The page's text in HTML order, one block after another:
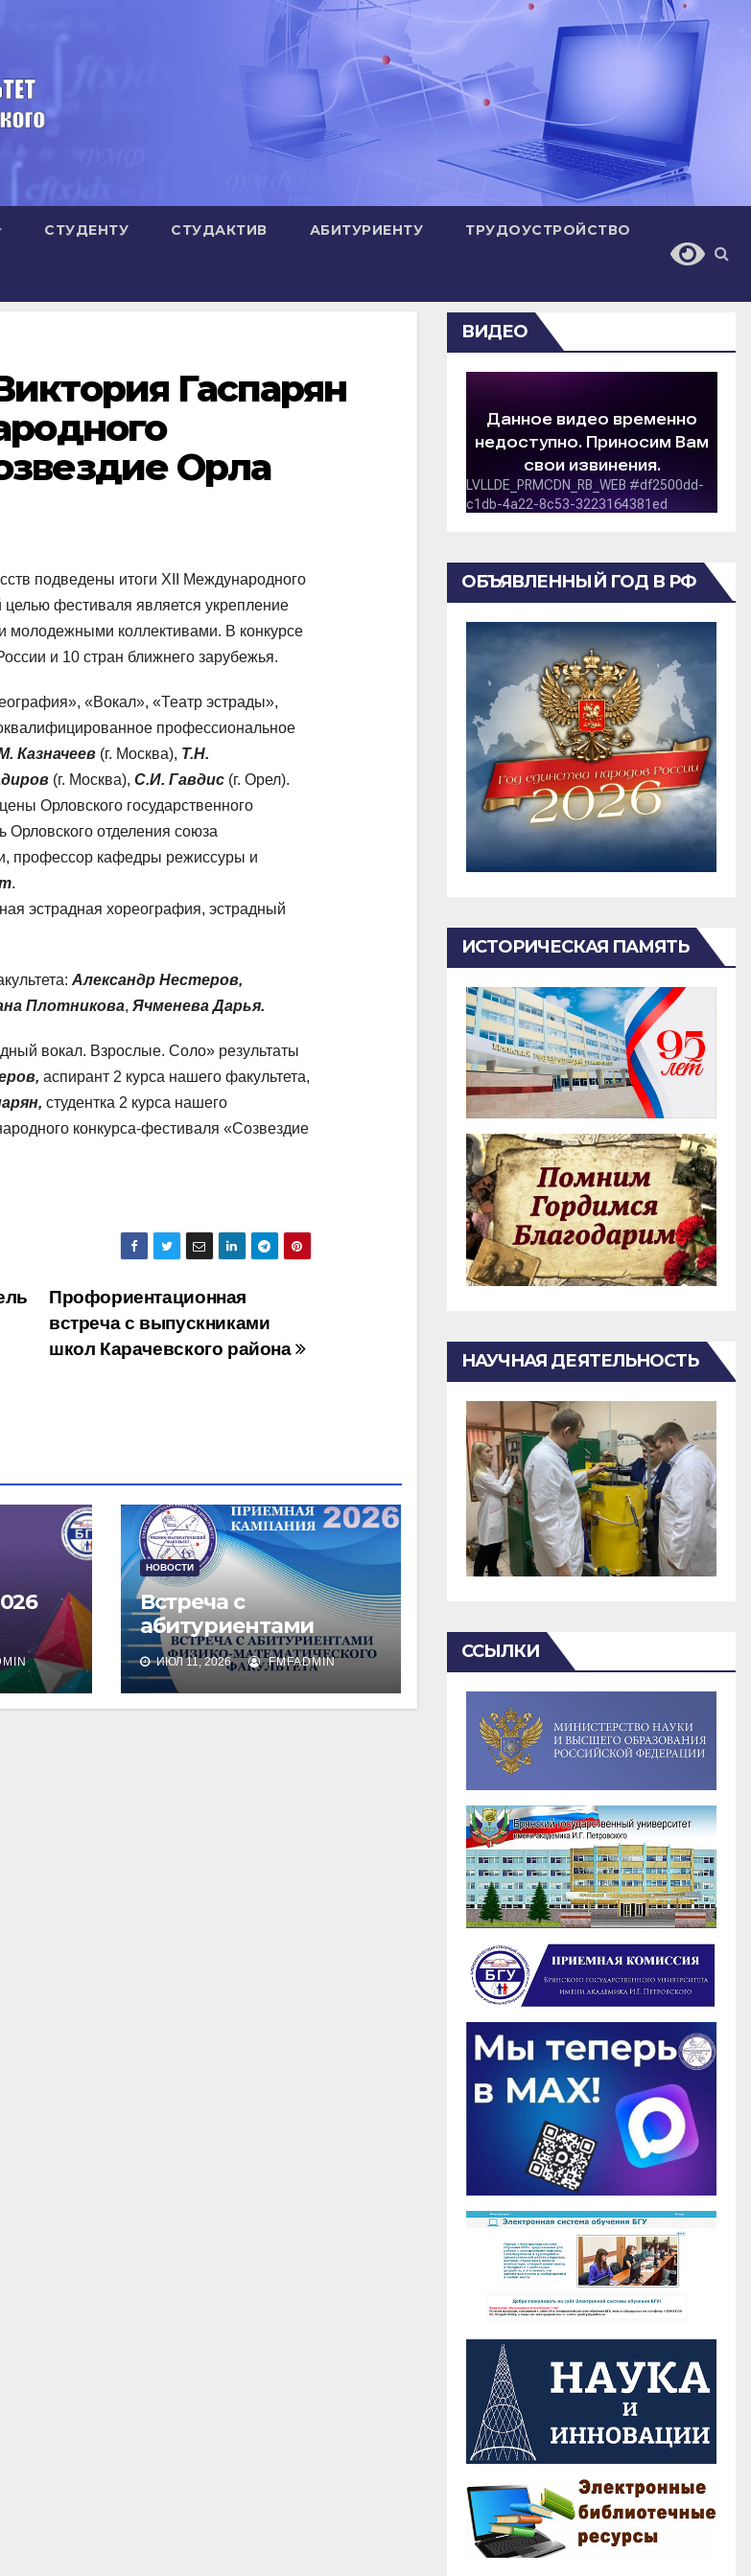
СТУДЕНТУ СТУДАКТИВ АБИТУРИЕНТУ ТРУДОУСТРОЙСТВО
Гаспарян
Орла
подведены итоги XII Международного
фестиваля является укрепление
молодежными коллективами. В конкурсе
и 10 стран ближнего зарубежья.
«Вокал», «Театр эстрады»,
профессиональное
Казначеев (г. Москва), Т.Н.
(г. Москва), С.И. Гавдис (г. Орел).
Орловского государственного
Орловского отделения союза
профессор кафедры режиссуры и
.
эстрадная хореография, эстрадный
Александр Нестеров,
Плотникова, Ячменева Дарья.
вокал. Взрослые. Соло» результаты
аспирант 2 курса нашего факультета,
студентка 2 курса нашего
конкурса-фестиваля «Созвездие
Профориентационная
встреча с выпускниками
школ Карачевского района
НОВОСТИ
Встреча с
абитуриентами
физико-
математического
факультета и их
ИЮЛ 11, 2026 FMFADMIN
ВИДЕО
ОБЪЯВЛЕННЫЙ ГОД В РФ
ИСТОРИЧЕСКАЯ ПАМЯТЬ
НАУЧНАЯ ДЕЯТЕЛЬНОСТЬ
ССЫЛКИ